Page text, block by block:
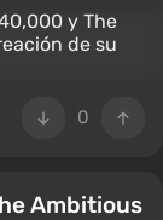
0
Ambitious